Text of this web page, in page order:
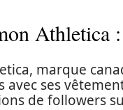
Athletica
marque
avec ses
de followers